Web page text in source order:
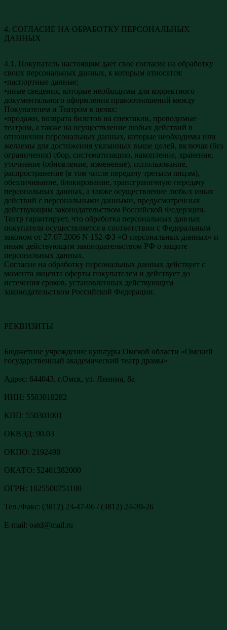
4. СОГЛАСИЕ НА ОБРАБОТКУ ПЕРСОНАЛЬНЫХ
ДАННЫХ
4.1. Покупатель настоящим дает свое согласие на обработку
своих персональных данных, к которым относятся:
•паспортные данные;
•иные сведения, которые необходимы для корректного
документального оформления правоотношений между
Покупателем и Театром в целях:
•продажи, возврата билетов на спектакли, проводимые
театром, а также на осуществление любых действий в
отношении персональных данных, которые необходимы или
желаемы для достижения указанных выше целей, включая (без
ограничения) сбор, систематизацию, накопление, хранение,
уточнение (обновление, изменение), использование,
распространение (в том числе передачу третьим лицам),
обезличивание, блокирование, трансграничную передачу
персональных данных, а также осуществление любых иных
действий с персональными данными, предусмотренных
действующим законодательством Российской Федерации.
Театр гарантирует, что обработка персональных данных
покупателя осуществляется в соответствии с Федеральным
законом от 27.07.2006 N 152-ФЗ «О персональных данных» и
иным действующим законодательством РФ о защите
персональных данных.
Согласие на обработку персональных данных действует с
момента акцепта оферты покупателем и действует до
истечения сроков, установленных действующим
законодательством Российской Федерации.
РЕКВИЗИТЫ
Бюджетное учреждение культуры Омской области «Омский
государственный академический театр драмы»
Адреc: 644043, г.Омск, ул. Ленина, 8а
ИНН: 5503018282
КПП: 550301001
ОКВЭД: 90.03
ОКПО: 2192498
ОКАТО: 52401382000
ОГРН: 1025500751100
Тел./Факс: (3812) 23-47-96 / (3812) 24-39-26
E-mail: oatd@mail.ru